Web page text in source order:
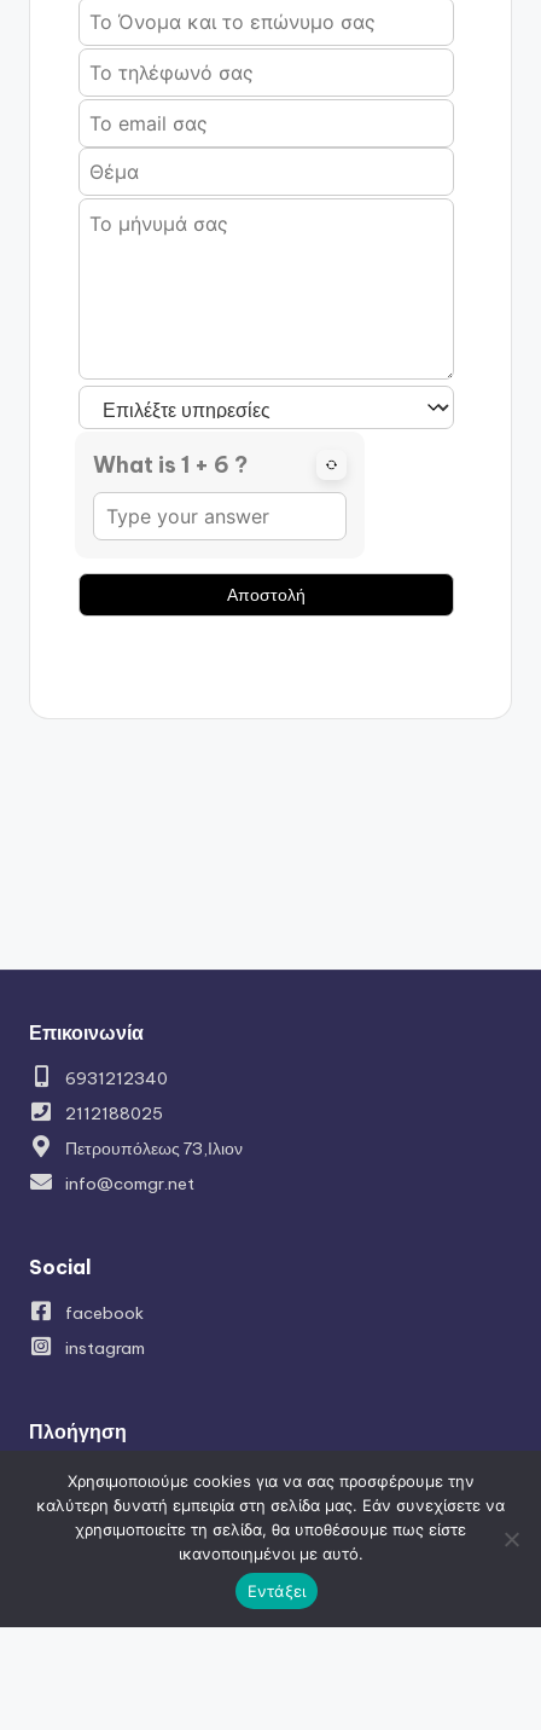
What is 1 + 6 ?
Επικοινωνία
6931212340
2112188025
Πετρουπόλεως 73,Ιλιον
info@comgr.net
Social
facebook
instagram
Πλοήγηση
Κατασκευή ιστοσελίδων
SEO – Προώθηση ιστοσελίδων
Κατασκευή Eshop
Social Media Managment
Χρησιμοποιούμε cookies για να σας προσφέρουμε την
καλύτερη δυνατή εμπειρία στη σελίδα μας. Εάν συνεχίσετε να
χρησιμοποιείτε τη σελίδα, θα υποθέσουμε πως είστε
ικανοποιημένοι με αυτό.
Εντάξει